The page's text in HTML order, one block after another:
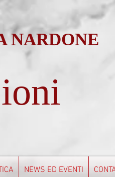
NEWS ED EVENTI